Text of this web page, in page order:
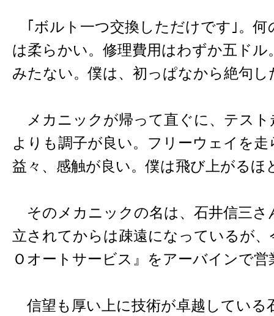
｢ボルト一つ交換しただけです｣。何
は柔らかい。修理費用はわずか五ド
みたない。僕は、初っぱなから絶句
メカニックが帰って直ぐに、テスト
よりも調子が良い。フリーウェイを
益々、感触が良い。僕は飛び上がるほ
そのメカニックの名は、石井信三さ
立されてからは疎遠になっているが
Ｏオートサービス』をアーバインで
信望も厚い上に技術が卓越している